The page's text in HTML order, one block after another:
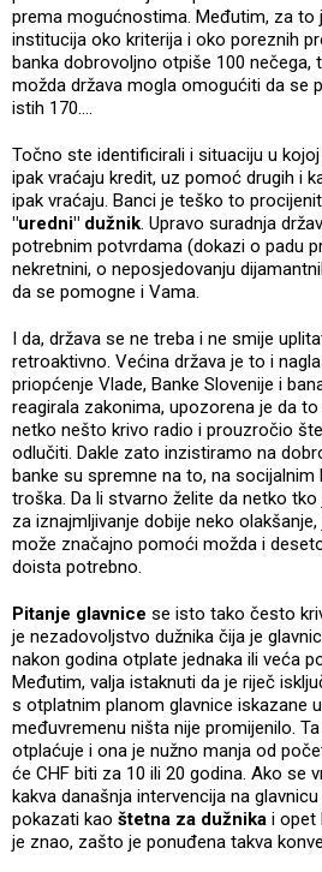
prema mogućnostima. Međutim, za
institucija oko kriterija i oko poreznih
banka dobrovoljno otpiše 100 nečega,
možda država mogla omogućiti da se
istih 170....
Točno ste identificirali i situaciju u
ipak vraćaju kredit, uz pomoć drugih i
ipak vraćaju. Banci je teško to
"uredni" dužnik. Upravo suradnja
potrebnim potvrdama (dokazi o padu
nekretnini, o neposjedovanju
da se pomogne i Vama.
I da, država se ne treba i ne smije
retroaktivno. Većina država je to i
priopćenje Vlade, Banke Slovenije i
reagirala zakonima, upozorena je da
netko nešto krivo radio i prouzročio
odlučiti. Dakle zato inzistiramo na
banke su spremne na to, na socijalnim
troška. Da li stvarno želite da netko
za iznajmljivanje dobije neko
može značajno pomoći možda i
doista potrebno.
Pitanje glavnice se isto tako često
je nezadovoljstvo dužnika čija je
nakon godina otplate jednaka ili veća
Međutim, valja istaknuti da je riječ
s otplatnim planom glavnice iskazane
međuvremenu ništa nije promijenilo.
otplaćuje i ona je nužno manja od
će CHF biti za 10 ili 20 godina. Ako se
kakva današnja intervencija na
pokazati kao štetna za dužnika i opet
je znao, zašto je ponuđena takva